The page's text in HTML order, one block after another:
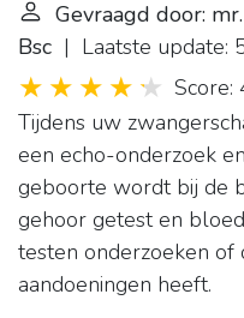
Gevraagd door:
Bsc | Laatste update:
Score:
Tijdens uw
een echo-onderzoek
geboorte wordt bij de
gehoor getest en
testen onderzoeken of
aandoeningen heeft.